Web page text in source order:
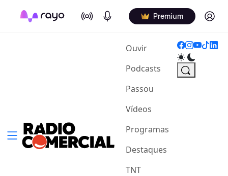
On Air Podcasts Premium Log in
Ouvir(current)
Podcasts
Passou
Vídeos
Programas
Destaques
TNT